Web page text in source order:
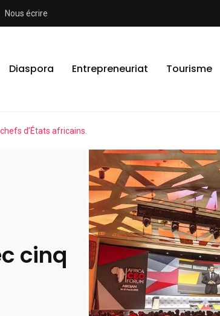
Nous écrire
Diaspora Entrepreneuriat Tourisme
d’États africains.
cinq